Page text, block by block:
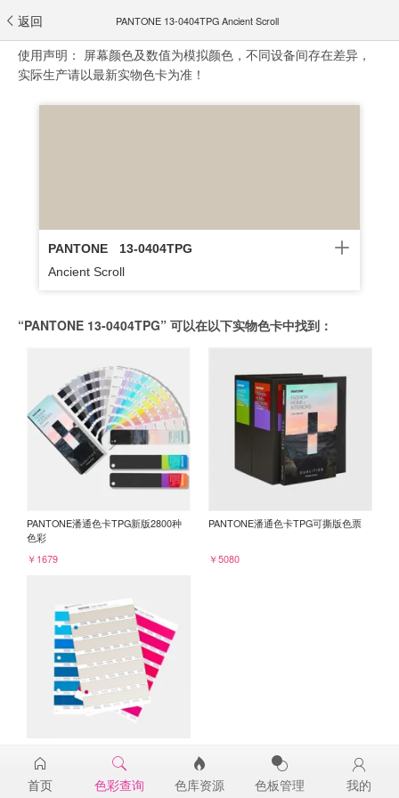
返回 PANTONE 13-0404TPG Ancient Scroll
使用声明： 屏幕颜色及数值为模拟颜色，不同设备间存在差异，
实际生产请以最新实物色卡为准！
PANTONE
13-0404TPG
Ancient Scroll
“PANTONE 13-0404TPG” 可以在以下实物色卡中找到：
PANTONE潘通色卡TPG新版2800种
色彩
￥1679
PANTONE潘通色卡TPG可撕版色票
￥5080
13-0404TPG
￥98
首页 色彩查询 色库资源 色板管理 我的